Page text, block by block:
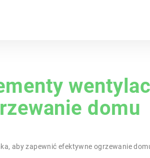
domu
aby zapewnić efektywne ogrzewanie